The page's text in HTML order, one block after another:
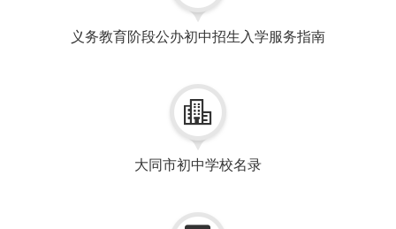
义务教育阶段公办初中招生入学服务指南

大同市初中学校名录